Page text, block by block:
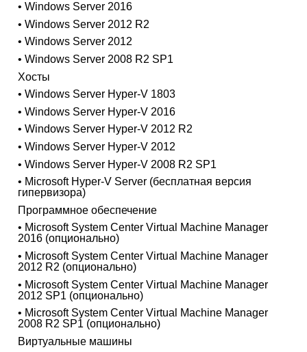
• Windows Server 2016
• Windows Server 2012 R2
• Windows Server 2012
• Windows Server 2008 R2 SP1
Хосты
• Windows Server Hyper-V 1803
• Windows Server Hyper-V 2016
• Windows Server Hyper-V 2012 R2
• Windows Server Hyper-V 2012
• Windows Server Hyper-V 2008 R2 SP1
• Microsoft Hyper-V Server (бесплатная версия
гипервизора)
Программное обеспечение
• Microsoft System Center Virtual Machine Manager
2016 (опционально)
• Microsoft System Center Virtual Machine Manager
2012 R2 (опционально)
• Microsoft System Center Virtual Machine Manager
2012 SP1 (опционально)
• Microsoft System Center Virtual Machine Manager
2008 R2 SP1 (опционально)
Виртуальные машины